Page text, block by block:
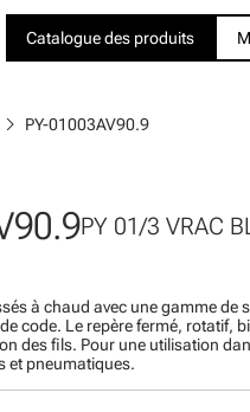
Catalogue des produits
chevron_right PY-01003AV90.9
PY 01/3 VRAC
à chaud avec une gamme de
code. Le repère fermé, rotatif,
des fils. Pour une utilisation
et pneumatiques.